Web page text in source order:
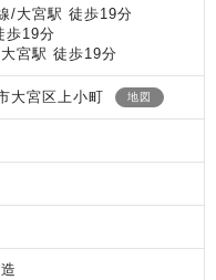
/大宮駅 徒歩19分
歩19分
宮駅 徒歩19分
大宮区上小町 地図